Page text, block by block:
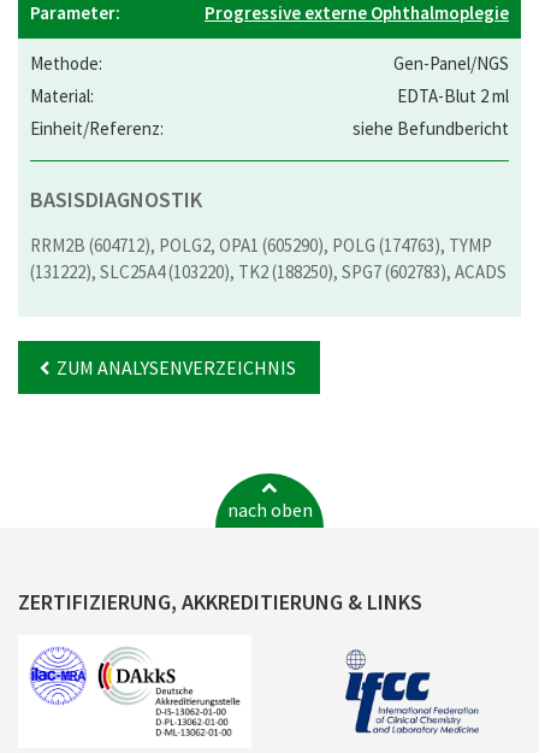
Progressive externe Ophthalmoplegie
Gen-Panel/NGS
EDTA-Blut 2 ml
siehe Befundbericht
BASISDIAGNOSTIK
RRM2B (604712), POLG2, OPA1 (605290), POLG (174763), TYMP
(131222), SLC25A4 (103220), TK2 (188250), SPG7 (602783), ACADS
ZUM ANALYSENVERZEICHNIS
nach oben
ZERTIFIZIERUNG, AKKREDITIERUNG & LINKS